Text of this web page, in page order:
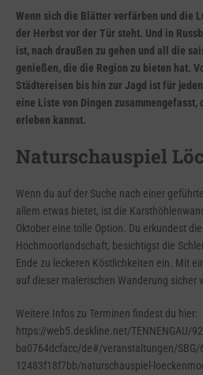
Wenn sich die Blätter verfärben und die
der Herbst vor der Tür steht. Und in
ist, nach draußen zu gehen und all die
genießen, die die Region zu bieten hat.
Städtereisen bis hin zur Jagd ist für
eine Liste von Dingen zusammengefasst,
erleben kannst.
Naturschauspiel
Wenn du auf der Suche nach einer
allem etwas bietet, ist die
Oktober eine tolle Option. Du erkundest
Hochmoorlandschaft, besichtigst die
Ende zu leckeren Köstlichkeiten ein. Mit
auf dieser malerischen Wanderung sicher
Weitere Infos zu Terminen findest du hier:
https://web5.deskline.net/TENNENGAU/
ba0764dcfacc/de#/veranstaltungen/SBG/
12483f18f7bb/naturschauspiel-